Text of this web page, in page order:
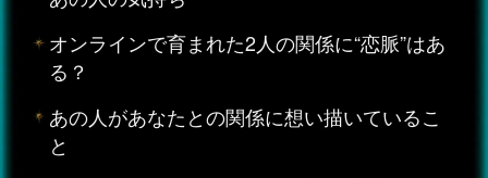
オンラインで育まれた2人の関係に“恋脈”はあ
る？
あの人があなたとの関係に想い描いているこ
と